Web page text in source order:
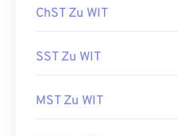
ChST Zu WIT
SST Zu WIT
MST Zu WIT